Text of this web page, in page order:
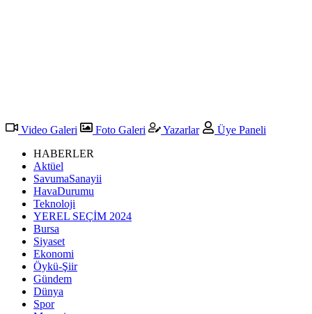
Video Galeri Foto Galeri Yazarlar
Üye Paneli
HABERLER
Aktüel
SavumaSanayii
HavaDurumu
Teknoloji
YEREL SEÇİM 2024
Bursa
Siyaset
Ekonomi
Öykü-Şiir
Gündem
Dünya
Spor